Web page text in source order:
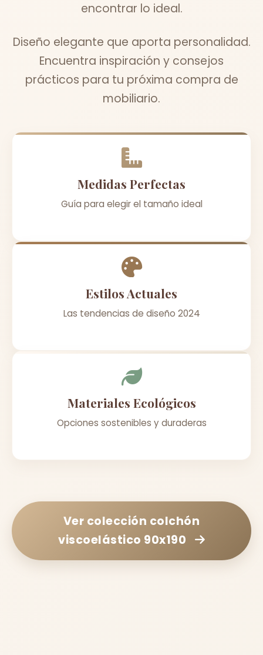
encontrar lo ideal.
Diseño elegante que aporta personalidad.
Encuentra inspiración y consejos
prácticos para tu próxima compra de
mobiliario.
Medidas Perfectas
Guía para elegir el tamaño ideal
Estilos Actuales
Las tendencias de diseño 2024
Materiales Ecológicos
Opciones sostenibles y duraderas
Ver colección colchón
viscoelástico 90x190